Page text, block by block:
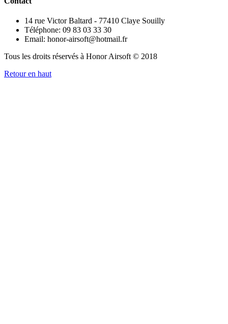
14 rue Victor Baltard - 77410 Claye Souilly
Téléphone: 09 83 03 33 30
Email: honor-airsoft@hotmail.fr
Tous les droits réservés à Honor Airsoft © 2018
Retour en haut